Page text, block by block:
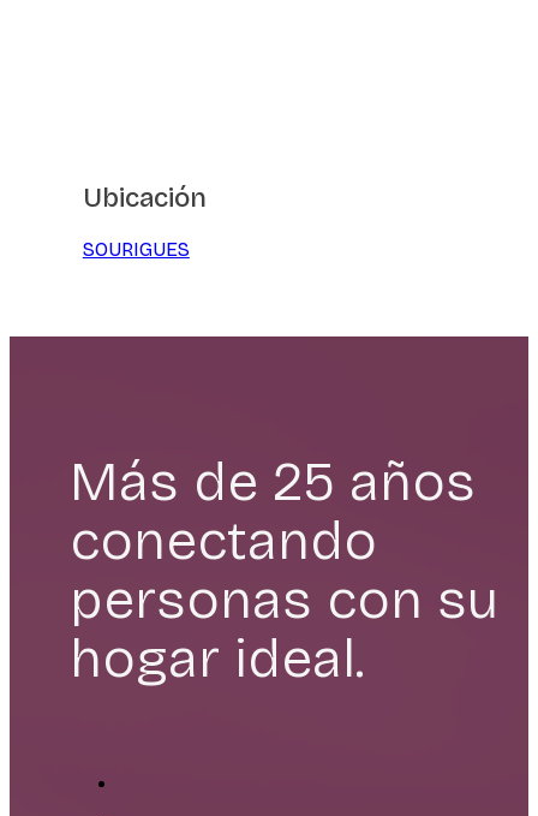
Ubicación
SOURIGUES
Más de 25 años
conectando
personas con su
hogar ideal.